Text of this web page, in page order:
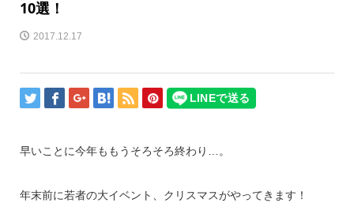
10選！
2017.12.17
早いことに今年ももうそろそろ終わり…。
年末前に若者の大イベント、クリスマスがやってきます！